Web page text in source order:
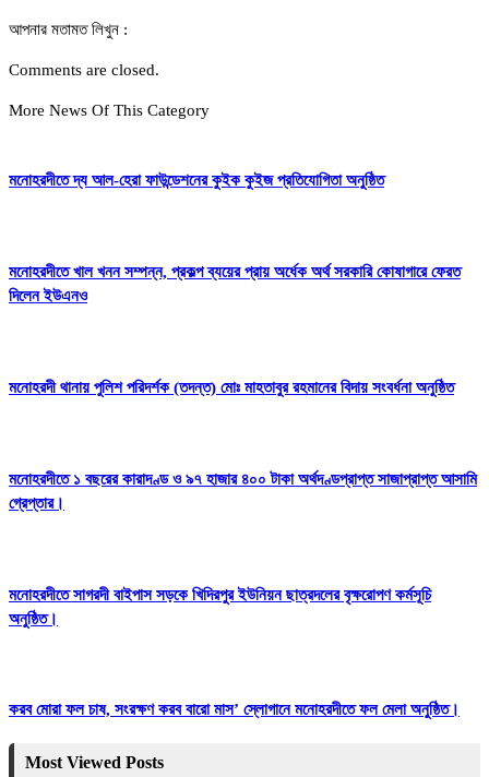
আপনার মতামত লিখুন :
Comments are closed.
More News Of This Category
মনোহরদীতে দ্য আল-হেরা ফাউন্ডেশনের কুইক কুইজ প্রতিযোগিতা অনুষ্ঠিত
মনোহরদীতে খাল খনন সম্পন্ন, প্রকল্প ব্যয়ের প্রায় অর্ধেক অর্থ সরকারি কোষাগারে ফেরত
দিলেন ইউএনও
মনোহরদী থানায় পুলিশ পরিদর্শক (তদন্ত) মোঃ মাহতাবুর রহমানের বিদায় সংবর্ধনা অনুষ্ঠিত
মনোহরদীতে ১ বছরের কারাদণ্ড ও ৯৭ হাজার ৪০০ টাকা অর্থদণ্ডপ্রাপ্ত সাজাপ্রাপ্ত আসামি
গ্রেপ্তার।
মনোহরদীতে সাগরদী বাইপাস সড়কে খিদিরপুর ইউনিয়ন ছাত্রদলের বৃক্ষরোপণ কর্মসূচি
অনুষ্ঠিত।
করব মোরা ফল চাষ, সংরক্ষণ করব বারো মাস’ স্লোগানে মনোহরদীতে ফল মেলা অনুষ্ঠিত।
Most Viewed Posts